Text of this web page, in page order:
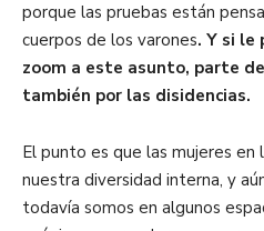
porque las pruebas están
cuerpos de los varones. Y si le
zoom a este asunto, parte
también por las disidencias.
El punto es que las mujeres en
nuestra diversidad interna, y
todavía somos en algunos